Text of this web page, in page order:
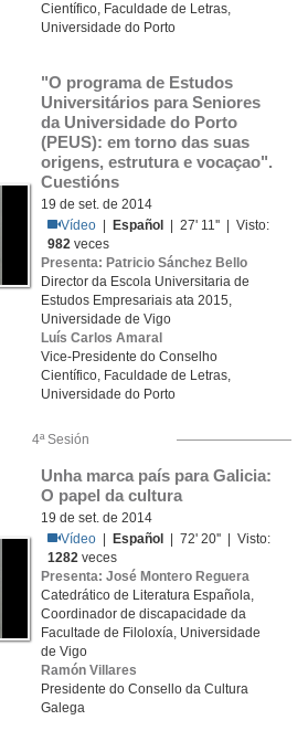
Científico, Faculdade de Letras,
Universidade do Porto
"O programa de Estudos
Universitários para Seniores
da Universidade do Porto
(PEUS): em torno das suas
origens, estrutura e vocaçao".
Cuestións
19 de set. de 2014
Vídeo
Español
| 27' 11'' | Visto:
982 veces
Presenta: Patricio Sánchez Bello
Director da Escola Universitaria de
Estudos Empresariais ata 2015,
Universidade de Vigo
Luís Carlos Amaral
Vice-Presidente do Conselho
Científico, Faculdade de Letras,
Universidade do Porto
4ª Sesión
Unha marca país para Galicia:
O papel da cultura
19 de set. de 2014
Vídeo
Español
| 72' 20'' | Visto:
1282 veces
Presenta: José Montero Reguera
Catedrático de Literatura Española,
Coordinador de discapacidade da
Facultade de Filoloxía, Universidade
de Vigo
Ramón Villares
Presidente do Consello da Cultura
Galega